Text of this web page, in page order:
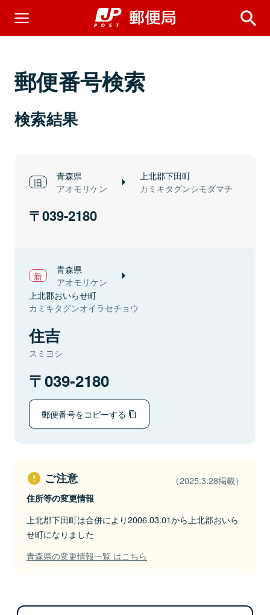
郵便番号検索
検索結果
青森県
アオモリケン
上北郡下田町
カミキタグンシモダマチ
039-2180
青森県
アオモリケン
上北郡おいらせ町
カミキタグンオイラセチョウ
住吉
スミヨシ
039-2180
郵便番号をコピーする
ご注意 （2025.3.28掲載）
住所等の変更情報
上北郡下田町は合併により2006.03.01から上北郡おいら
せ町になりました
青森県の変更情報一覧 はこちら